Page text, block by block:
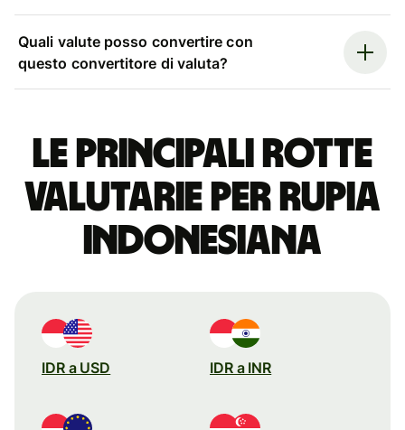
Quali valute posso convertire con
questo convertitore di valuta?
Le principali rotte
valutarie per rupia
indonesiana
IDR a USD IDR a INR